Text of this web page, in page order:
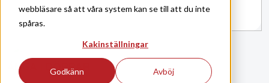
webbläsare så att våra system kan se till att du inte
spåras.
Kakinställningar
Godkänn Avböj
ÅNGA DÖRRAR